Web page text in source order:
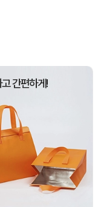
품목 08-06
싸바리박스_avsr (160X80X55mm) 08-06
세도나 퍼펙트니들3색(독일잉크/스위스팁) 08-06
간편하게!